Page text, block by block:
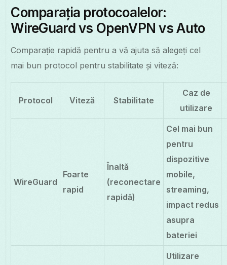
Comparația protocoalelor:
WireGuard vs OpenVPN vs Auto
Comparație rapidă pentru a vă ajuta să alegeți cel
mai bun protocol pentru stabilitate și viteză:
Protocol Viteză Stabilitate
Caz de
utilizare
WireGuard
Foarte
rapid
Înaltă
(reconectare
rapidă)
Cel mai bun
pentru
dispozitive
mobile,
streaming,
impact redus
asupra
bateriei
Utilizare